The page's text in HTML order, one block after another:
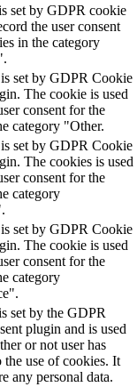
set by GDPR cookie
the user consent
in the category
set by GDPR Cookie
The cookie is used
consent for the
category "Other.
set by GDPR Cookie
The cookies is used
consent for the
category
set by GDPR Cookie
The cookie is used
consent for the
category
set by the GDPR
plugin and is used
or not user has
the use of cookies. It
any personal data.